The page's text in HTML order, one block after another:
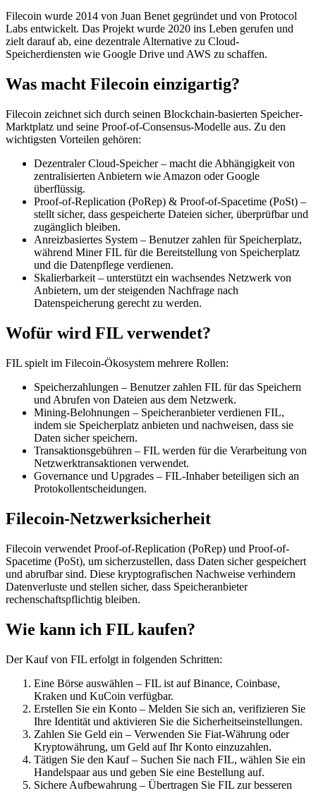
Filecoin wurde 2014 von Juan Benet gegründet und von Protocol
Labs entwickelt. Das Projekt wurde 2020 ins Leben gerufen und
zielt darauf ab, eine dezentrale Alternative zu Cloud-
Speicherdiensten wie Google Drive und AWS zu schaffen.
Was macht Filecoin einzigartig?
Filecoin zeichnet sich durch seinen Blockchain-basierten Speicher-
Marktplatz und seine Proof-of-Consensus-Modelle aus. Zu den
wichtigsten Vorteilen gehören:
Dezentraler Cloud-Speicher – macht die Abhängigkeit von
zentralisierten Anbietern wie Amazon oder Google
überflüssig.
Proof-of-Replication (PoRep) & Proof-of-Spacetime (PoSt) –
stellt sicher, dass gespeicherte Dateien sicher, überprüfbar und
zugänglich bleiben.
Anreizbasiertes System – Benutzer zahlen für Speicherplatz,
während Miner FIL für die Bereitstellung von Speicherplatz
und die Datenpflege verdienen.
Skalierbarkeit – unterstützt ein wachsendes Netzwerk von
Anbietern, um der steigenden Nachfrage nach
Datenspeicherung gerecht zu werden.
Wofür wird FIL verwendet?
FIL spielt im Filecoin-Ökosystem mehrere Rollen:
Speicherzahlungen – Benutzer zahlen FIL für das Speichern
und Abrufen von Dateien aus dem Netzwerk.
Mining-Belohnungen – Speicheranbieter verdienen FIL,
indem sie Speicherplatz anbieten und nachweisen, dass sie
Daten sicher speichern.
Transaktionsgebühren – FIL werden für die Verarbeitung von
Netzwerktransaktionen verwendet.
Governance und Upgrades – FIL-Inhaber beteiligen sich an
Protokollentscheidungen.
Filecoin-Netzwerksicherheit
Filecoin verwendet Proof-of-Replication (PoRep) und Proof-of-
Spacetime (PoSt), um sicherzustellen, dass Daten sicher gespeichert
und abrufbar sind. Diese kryptografischen Nachweise verhindern
Datenverluste und stellen sicher, dass Speicheranbieter
rechenschaftspflichtig bleiben.
Wie kann ich FIL kaufen?
Der Kauf von FIL erfolgt in folgenden Schritten:
Eine Börse auswählen – FIL ist auf Binance, Coinbase,
Kraken und KuCoin verfügbar.
Erstellen Sie ein Konto – Melden Sie sich an, verifizieren Sie
Ihre Identität und aktivieren Sie die Sicherheitseinstellungen.
Zahlen Sie Geld ein – Verwenden Sie Fiat-Währung oder
Kryptowährung, um Geld auf Ihr Konto einzuzahlen.
Tätigen Sie den Kauf – Suchen Sie nach FIL, wählen Sie ein
Handelspaar aus und geben Sie eine Bestellung auf.
Sichere Aufbewahrung – Übertragen Sie FIL zur besseren